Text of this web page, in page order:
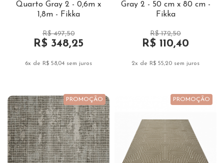
Quarto Gray 2 - 0,6m x
1,8m - Fikka
R$ 497,50
R$ 348,25
6x de R$ 58,04 sem juros
Gray 2 - 50 cm x 80 cm -
Fikka
R$ 172,50
R$ 110,40
2x de R$ 55,20 sem juros
PROMOÇÃO PROMOÇÃO